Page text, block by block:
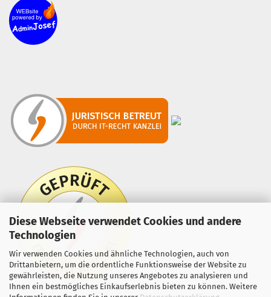
Diese Webseite verwendet Cookies und andere
Technologien
Wir verwenden Cookies und ähnliche Technologien, auch von
Drittanbietern, um die ordentliche Funktionsweise der Website zu
gewährleisten, die Nutzung unseres Angebotes zu analysieren und
Ihnen ein bestmögliches Einkaufserlebnis bieten zu können. Weitere